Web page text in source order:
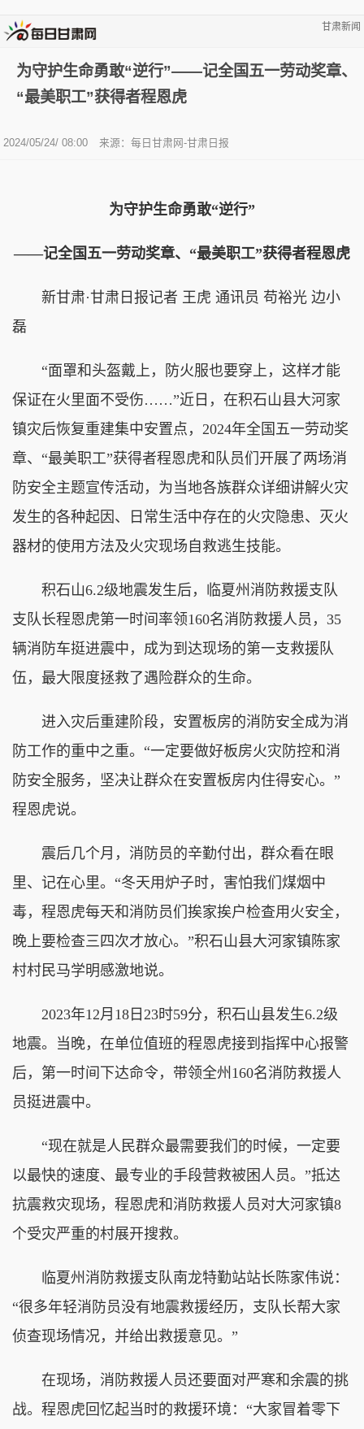
甘肃新闻
为守护生命勇敢“逆行”——记全国五一劳动奖章、
“最美职工”获得者程恩虎
2024/05/24/ 08:00 来源：每日甘肃网-甘肃日报
为守护生命勇敢“逆行”
——记全国五一劳动奖章、“最美职工”获得者程恩虎
新甘肃·甘肃日报记者 王虎 通讯员 苟裕光 边小
磊
“面罩和头盔戴上，防火服也要穿上，这样才能
保证在火里面不受伤……”近日，在积石山县大河家
镇灾后恢复重建集中安置点，2024年全国五一劳动奖
章、“最美职工”获得者程恩虎和队员们开展了两场消
防安全主题宣传活动，为当地各族群众详细讲解火灾
发生的各种起因、日常生活中存在的火灾隐患、灭火
器材的使用方法及火灾现场自救逃生技能。
积石山6.2级地震发生后，临夏州消防救援支队
支队长程恩虎第一时间率领160名消防救援人员，35
辆消防车挺进震中，成为到达现场的第一支救援队
伍，最大限度拯救了遇险群众的生命。
进入灾后重建阶段，安置板房的消防安全成为消
防工作的重中之重。“一定要做好板房火灾防控和消
防安全服务，坚决让群众在安置板房内住得安心。”
程恩虎说。
震后几个月，消防员的辛勤付出，群众看在眼
里、记在心里。“冬天用炉子时，害怕我们煤烟中
毒，程恩虎每天和消防员们挨家挨户检查用火安全，
晚上要检查三四次才放心。”积石山县大河家镇陈家
村村民马学明感激地说。
2023年12月18日23时59分，积石山县发生6.2级
地震。当晚，在单位值班的程恩虎接到指挥中心报警
后，第一时间下达命令，带领全州160名消防救援人
员挺进震中。
“现在就是人民群众最需要我们的时候，一定要
以最快的速度、最专业的手段营救被困人员。”抵达
抗震救灾现场，程恩虎和消防救援人员对大河家镇8
个受灾严重的村展开搜救。
临夏州消防救援支队南龙特勤站站长陈家伟说：
“很多年轻消防员没有地震救援经历，支队长帮大家
侦查现场情况，并给出救援意见。”
在现场，消防救援人员还要面对严寒和余震的挑
战。程恩虎回忆起当时的救援环境：“大家冒着零下